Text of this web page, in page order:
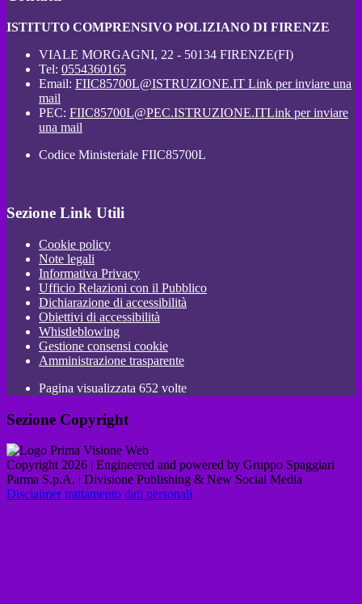
ISTITUTO COMPRENSIVO POLIZIANO DI FIRENZE
VIALE MORGAGNI, 22 - 50134 FIRENZE(FI)
Tel: 0554360165
Email: FIIC85700L@ISTRUZIONE.IT Link per inviare una
mail
PEC: FIIC85700L@PEC.ISTRUZIONE.ITLink per inviare
una mail
Codice Ministeriale FIIC85700L
Sezione Link Utili
Cookie policy
Note legali
Informativa Privacy
Ufficio Relazioni con il Pubblico
Dichiarazione di accessibilità
Obiettivi di accessibilità
Whistleblowing
Gestione consensi cookie
Amministrazione trasparente
Pagina visualizzata 652 volte
Sezione Copyright
Copyright 2026 | Engineered and powered by Gruppo Spaggiari
Parma S.p.A. | Divisione Publishing & New Social Media
Disclaimer trattamento dati personali